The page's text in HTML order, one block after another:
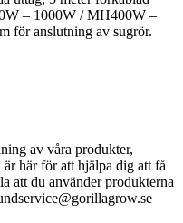
– 1000W / MH400W –
för anslutning av sugrör.
av våra produkter,
här för att hjälpa dig att få
att du använder produkterna